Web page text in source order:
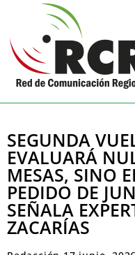
SEGUNDA
EVALUARÁ
MESAS, SINO
PEDIDO DE
SEÑALA
ZACARÍAS